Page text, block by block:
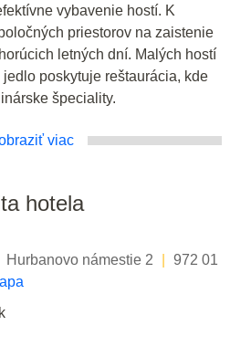
vybavenie hostí. K
priestorov na zaistenie
letných dní. Malých hostí
poskytuje reštaurácia, kde
špeciality.
viac
hotela
Hurbanovo námestie 2
972 01